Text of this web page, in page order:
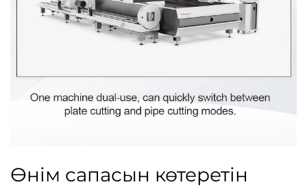
Өнім сапасын көтеретін